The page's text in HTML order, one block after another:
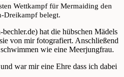
Wettkampf für Mermaiding den
Dreikampf belegt.
hat die hübschen Mädels
von mir fotografiert. Anschließend
wie eine Meerjungfrau.
war mir eine Ehre dass ich dabei